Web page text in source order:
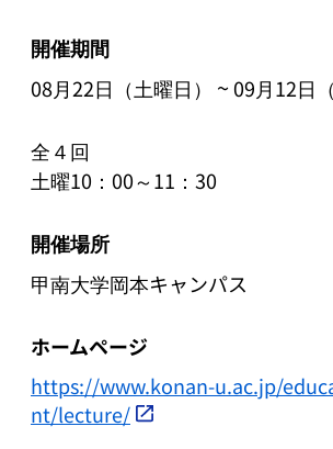
開催期間
08月22日（土曜日）
~09月12日
全４回
土曜10：00～11：30
開催場所
甲南大学岡本キャンパス
ホームページ
https://www.konan-u.ac.jp/
nt/lecture/